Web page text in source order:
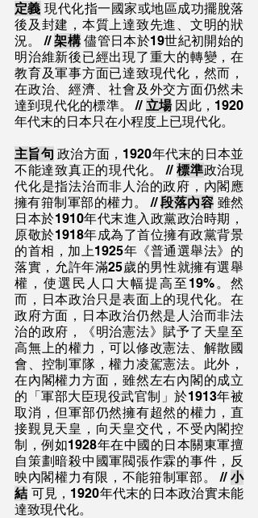
定義 現代化指一國家或地區成功擺脫落
後及封建，本質上達致先進、文明的狀
況。 // 架構 儘管日本於19世紀初開始的
明治維新後已經出現了重大的轉變，在
教育及軍事方面已達致現代化，然而，
在政治、經濟、社會及外交方面仍然未
達到現代化的標準。 // 立場 因此，1920
年代末的日本只在小程度上已現代化。
主旨句 政治方面，1920年代末的日本並
不能達致真正的現代化。 // 標準政治現
代化是指法治而非人治的政府，內閣應
擁有箝制軍部的權力。 // 段落內容 雖然
日本於1910年代末進入政黨政治時期，
原敬於1918年成為了首位擁有政黨背景
的首相，加上1925年《普通選舉法》的
落實，允許年滿25歲的男性就擁有選舉
權，使選民人口大幅提高至19%。然
而，日本政治只是表面上的現代化。在
政府方面，日本政治仍然是人治而非法
治的政府，《明治憲法》賦予了天皇至
高無上的權力，可以修改憲法、解散國
會、控制軍隊，權力凌駕憲法。此外，
在內閣權力方面，雖然左右內閣的成立
的「軍部大臣現役武官制」於1913年被
取消，但軍部仍然擁有超然的權力，直
接覲見天皇，向天皇交代，不受內閣控
制，例如1928年在中國的日本關東軍擅
自策劃暗殺中國軍閥張作霖的事件，反
映內閣權力有限，不能箝制軍部。 // 小
結 可見，1920年代末的日本政治實未能
達致現代化。